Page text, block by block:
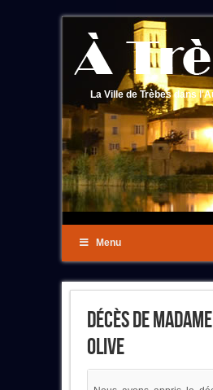
La Ville de Trèbes dans
Menu
Décès De
Olive